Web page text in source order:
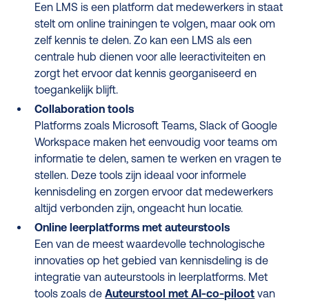
Een LMS is een platform dat medewerkers in staat
stelt om online trainingen te volgen, maar ook om
zelf kennis te delen. Zo kan een LMS als een
centrale hub dienen voor alle leeractiviteiten en
zorgt het ervoor dat kennis georganiseerd en
toegankelijk blijft.
Collaboration tools
Platforms zoals Microsoft Teams, Slack of Google
Workspace maken het eenvoudig voor teams om
informatie te delen, samen te werken en vragen te
stellen. Deze tools zijn ideaal voor informele
kennisdeling en zorgen ervoor dat medewerkers
altijd verbonden zijn, ongeacht hun locatie.
Online leerplatforms met auteurstools
Een van de meest waardevolle technologische
innovaties op het gebied van kennisdeling is de
integratie van auteurstools in leerplatforms. Met
tools zoals deAuteurstool met AI-co-piloot van